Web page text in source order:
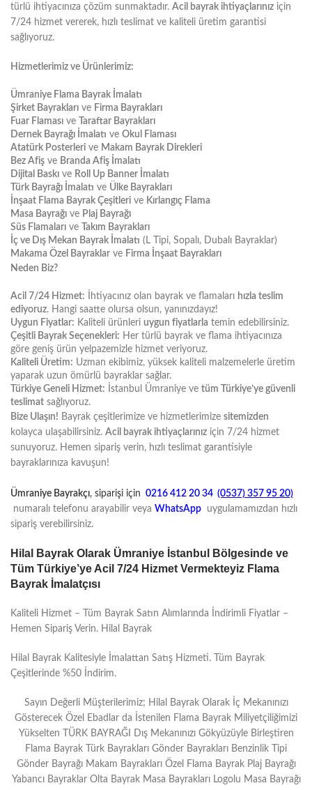
türlü ihtiyacınıza çözüm sunmaktadır. Acil bayrak ihtiyaçlarınız için
7/24 hizmet vererek, hızlı teslimat ve kaliteli üretim garantisi
sağlıyoruz.
Hizmetlerimiz ve Ürünlerimiz:
Ümraniye Flama Bayrak İmalatı
Şirket Bayrakları ve Firma Bayrakları
Fuar Flaması ve
Taraftar Bayrakları
Dernek Bayrağı İmalatı ve Okul Flaması
Atatürk Posterleri ve Makam Bayrak Direkleri
Bez Afiş ve Branda Afiş İmalatı
Dijital Baskı ve Roll Up Banner İmalatı
Türk Bayrağı İmalatı ve Ülke Bayrakları
İnşaat Flama Bayrak Çeşitleri ve Kırlangıç Flama
Masa Bayrağı ve Plaj Bayrağı
Süs Flamaları ve
Takım Bayrakları
İç ve Dış Mekan Bayrak İmalatı (L Tipi, Sopalı, Dubalı Bayraklar)
Makama Özel Bayraklar ve Firma İnşaat Bayrakları
Neden Biz?
Acil 7/24 Hizmet: İhtiyacınız olan bayrak ve flamaları hızla teslim
ediyoruz. Hangi saatte olursa olsun, yanınızdayız!
Uygun Fiyatlar: Kaliteli ürünleri uygun fiyatlarla temin edebilirsiniz.
Çeşitli Bayrak Seçenekleri: Her türlü bayrak ve flama ihtiyacınıza
göre geniş ürün yelpazemizle hizmet veriyoruz.
Kaliteli Üretim: Uzman ekibimiz, yüksek kaliteli malzemelerle üretim
yaparak uzun ömürlü bayraklar sağlar.
Türkiye Geneli Hizmet: İstanbul Ümraniye ve tüm Türkiye’ye güvenli
teslimat sağlıyoruz.
Bize Ulaşın! Bayrak çeşitlerimize ve hizmetlerimize sitemizden
kolayca ulaşabilirsiniz. Acil bayrak ihtiyaçlarınız için 7/24 hizmet
sunuyoruz. Hemen sipariş verin, hızlı teslimat garantisiyle
bayraklarınıza kavuşun!
Ümraniye Bayrakçı, siparişi için 0216 412 20 34 (0537) 357 95 20)
numaralı telefonu arayabilir veya WhatsApp uygulamamızdan hızlı
sipariş verebilirsiniz.
Hilal Bayrak Olarak Ümraniye İstanbul Bölgesinde ve
Tüm Türkiye’ye Acil 7/24 Hizmet Vermekteyiz Flama
Bayrak İmalatçısı
Kaliteli Hizmet – Tüm Bayrak Satın Alımlarında İndirimli Fiyatlar –
Hemen Sipariş Verin. Hilal Bayrak
Hilal Bayrak Kalitesiyle İmalattan Satış Hizmeti. Tüm Bayrak
Çeşitlerinde %50 İndirim.
Sayın Değerli Müşterilerimiz; Hilal Bayrak Olarak İç Mekanınızı
Gösterecek Özel Ebadlar da İstenilen Flama Bayrak Miliyetçiliğimizi
Yükselten TÜRK BAYRAĞI Dış Mekanınızı Gökyüzüyle Birleştiren
Flama Bayrak Türk Bayrakları Gönder Bayrakları Benzinlik Tipi
Gönder Bayrağı Makam Bayrakları Özel Flama Bayrak Plaj Bayrağı
Yabancı Bayraklar Olta Bayrak Masa Bayrakları Logolu Masa Bayrağı